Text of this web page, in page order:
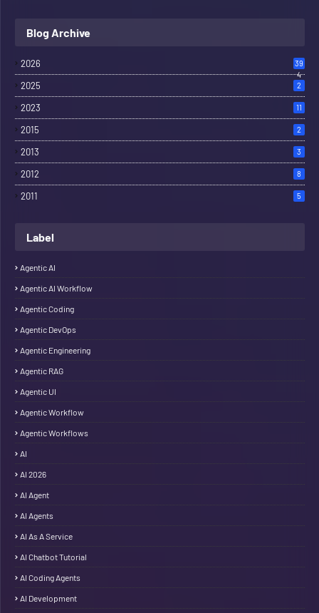
Blog Archive
2026
39
4
2025 2
2023 11
2015 2
2013 3
2012 8
2011 5
Label
Agentic AI
Agentic AI Workflow
Agentic Coding
Agentic DevOps
Agentic Engineering
Agentic RAG
Agentic UI
Agentic Workflow
Agentic Workflows
AI
AI 2026
AI Agent
AI Agents
AI As A Service
AI Chatbot Tutorial
AI Coding Agents
AI Development